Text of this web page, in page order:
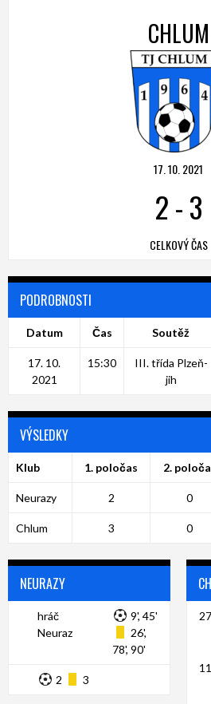
CHLUM
17. 10. 2021
2-3
CELKOVÝ ČAS
PODROBNOSTI
Datum Čas Soutěž
17. 10.
2021
15:30
III. třída Plzeň-
jih
VÝSLEDKY
Klub 1. poločas 2.
Neurazy 2 0
Chlum 3 0
NEURAZY
hráč
Neuraz
9', 45'
26',
78', 90'
2 3
27
11